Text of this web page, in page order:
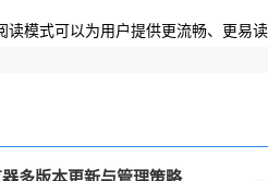
模式可以为用户提供更流畅、更易读